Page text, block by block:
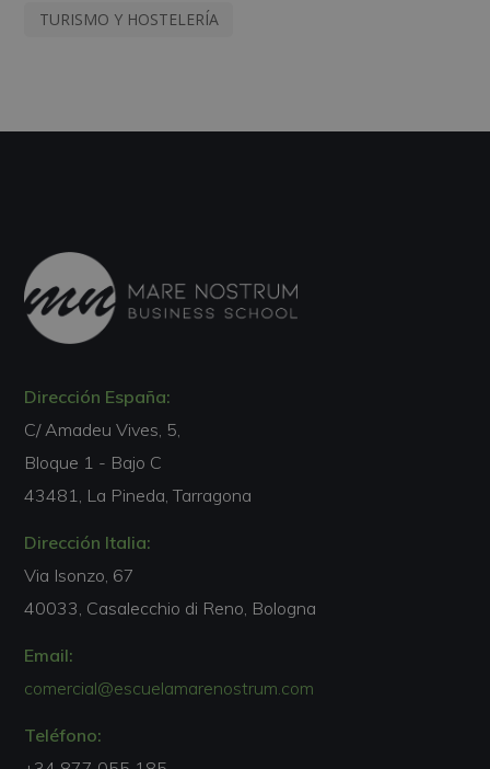
TURISMO Y HOSTELERÍA
Dirección España:
C/ Amadeu Vives, 5,
Bloque 1 - Bajo C
43481, La Pineda, Tarragona
Dirección Italia:
Via Isonzo, 67
40033, Casalecchio di Reno, Bologna
Email:
comercial@escuelamarenostrum.com
Teléfono: